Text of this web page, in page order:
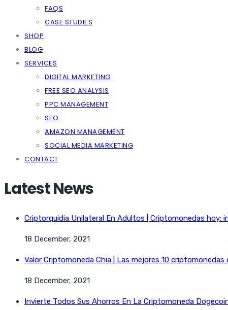
FAQS
CASE STUDIES
SHOP
BLOG
SERVICES
DIGITAL MARKETING
FREE SEO ANALYSIS
PPC MANAGEMENT
SEO
AMAZON MANAGEMENT
SOCIAL MEDIA MARKETING
CONTACT
Latest News
Criptorquidia Unilateral En Adultos | Criptomonedas
18 December, 2021
Valor Criptomoneda Chia | Las mejores 10
18 December, 2021
Invierte Todos Sus Ahorros En La Criptomoneda